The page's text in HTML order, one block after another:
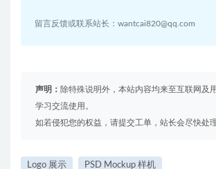
留言反馈或联系站长：wantcai820@qq.com
声明： 除特殊说明外，本站内容均来至互联网及
学习交流使用。
如若侵犯您的权益，请提交工单，站长会尽快处理
Logo 展示 PSD Mockup 样机